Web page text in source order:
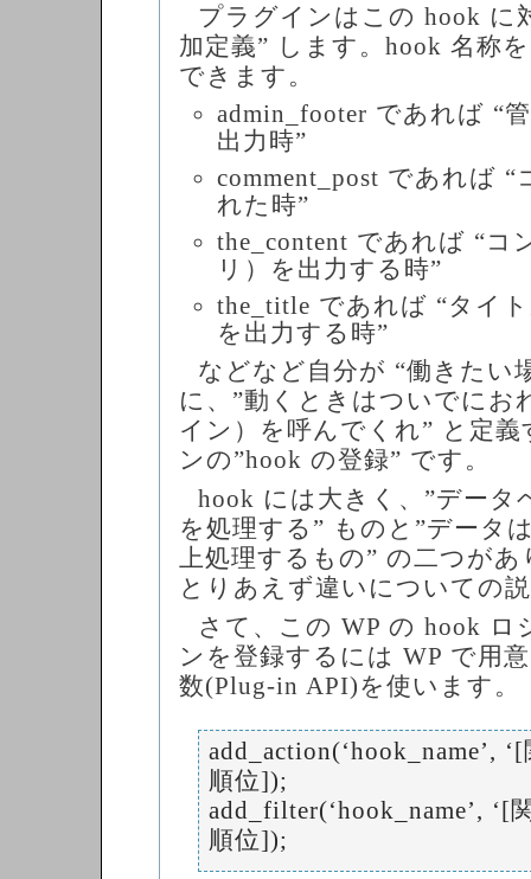
プラグインはこの hook に
加定義” します。hook 名称
できます。
admin_footer であれば “
出力時”
comment_post であれば
れた時”
the_content であれば “コ
リ）を出力する時”
the_title であれば “タイ
を出力する時”
などなど自分が “働きたい
に、”動くときはついでにお
イン）を呼んでくれ” と定
ンの”hook の登録” です。
hook には大きく、”データ
を処理する” ものと”データ
上処理するもの” の二つが
とりあえず違いについての
さて、この WP の hook ロ
ンを登録するには WP で用
数(Plug-in API)を使います。
add_action(‘hook_name’,
順位]);
add_filter(‘hook_name’, ‘[
順位]);